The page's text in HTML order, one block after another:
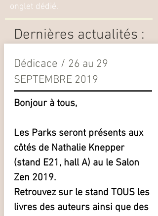
onglet dédié.
Dernières actualités :
Dédicace / 26 au 29
SEPTEMBRE 2019
Bonjour à tous,
Les Parks seront présents aux
côtés de Nathalie Knepper
(stand E21, hall A) au le Salon
Zen 2019.
Retrouvez sur le stand TOUS les
livres des auteurs ainsi que des